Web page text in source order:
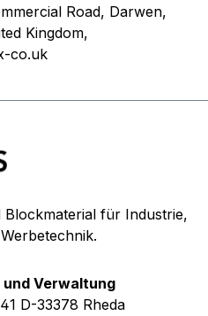
Road, Darwen,
Kingdom,
co.uk
für Industrie,
Verwaltung
D-33378 Rheda